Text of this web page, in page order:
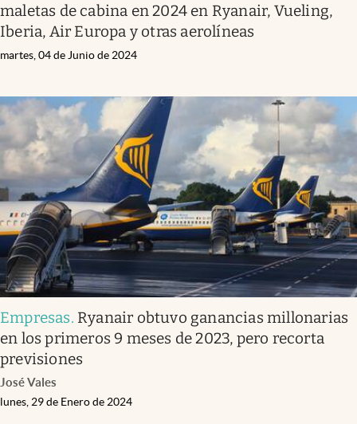
maletas de cabina en 2024 en Ryanair, Vueling,
Iberia, Air Europa y otras aerolíneas
martes, 04 de Junio de 2024
Empresas. Ryanair obtuvo ganancias millonarias
en los primeros 9 meses de 2023, pero recorta
previsiones
José Vales
lunes, 29 de Enero de 2024